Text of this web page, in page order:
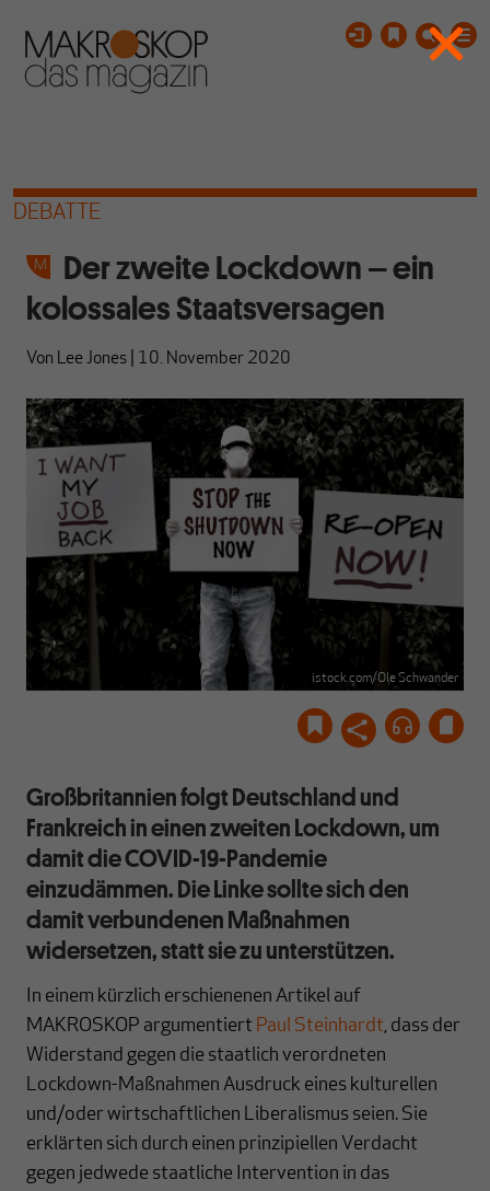
DEBATTE
Der zweite Lockdown – ein
kolossales Staatsversagen
Von Lee Jones 10. November 2020
istock.com/Ole Schwander
Großbritannien folgt Deutschland und
Frankreich in einen zweiten Lockdown, um
damit die COVID-19-Pandemie
einzudämmen. Die Linke sollte sich den
damit verbundenen Maßnahmen
widersetzen, statt sie zu unterstützen.
In einem kürzlich erschienenen Artikel auf
MAKROSKOP argumentiert Paul Steinhardt, dass der
Widerstand gegen die staatlich verordneten
Lockdown-Maßnahmen Ausdruck eines kulturellen
und/oder wirtschaftlichen Liberalismus seien. Sie
erklärten sich durch einen prinzipiellen Verdacht
gegen jedwede staatliche Intervention in das